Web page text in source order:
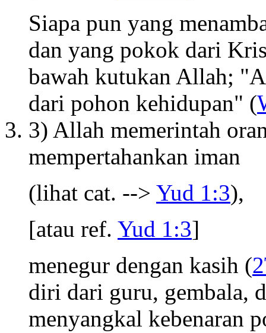
Siapa pun yang
dan yang pokok dari
bawah kutukan Allah;
dari pohon kehidupan" (
3) Allah memerintah
mempertahankan iman
(lihat cat. --> Yud 1:3),
[atau ref. Yud 1:3]
menegur dengan kasih (
diri dari guru, gembala,
menyangkal kebenaran